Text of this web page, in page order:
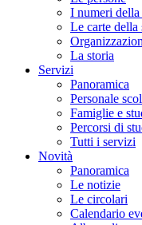
I numeri della
Le carte della
La storia
Servizi
Panoramica
Personale
Famiglie e
Percorsi di
Tutti i servizi
Novità
Panoramica
Le notizie
Le circolari
Calendario